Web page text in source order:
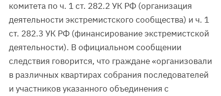
комитета по ч. 1 ст. 282.2 УК РФ (организация
деятельности экстремистского сообщества) и ч. 1
ст. 282.3 УК РФ (финансирование экстремистской
деятельности). В официальном сообщении
следствия говорится, что граждане «организовали
в различных квартирах собрания последователей
и участников указанного объединения с